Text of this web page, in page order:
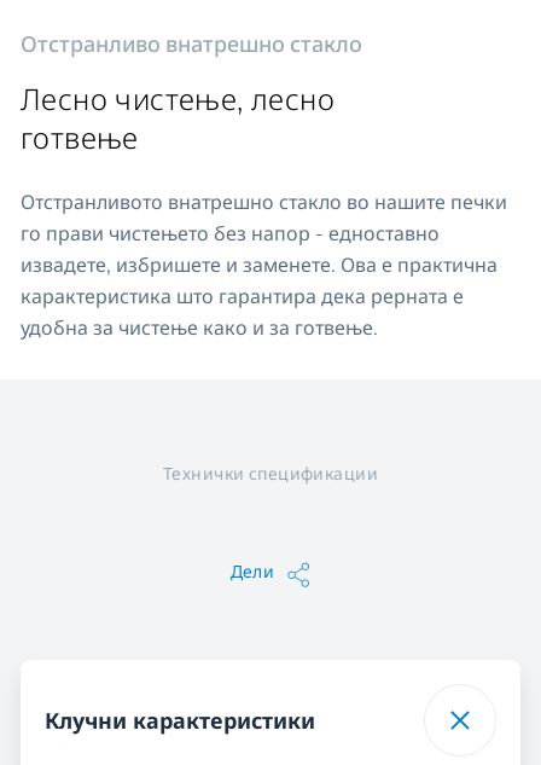
Отстранливо внатрешно стакло
Лесно чистење, лесно
готвење
Отстранливото внатрешно стакло во нашите печки
го прави чистењето без напор - едноставно
извадете, избришете и заменете. Ова е практична
карактеристика што гарантира дека рерната е
удобна за чистење како и за готвење.
Технички спецификации
Дели
Клучни карактеристики